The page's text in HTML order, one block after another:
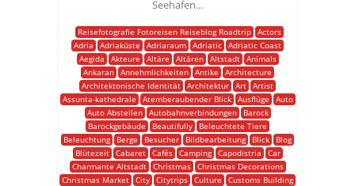
Seehafen...
Reisefotografie Fotoreisen Reiseblog Roadtrip Actors
Adria
Adriaküste Adriaraum Adriatic Adriatic Coast
Aegida
Akteure Altäre Altären Altstadt
Animals
Ankaran Annehmlichkeiten Antike
Architecture
Architektonische Identität Architektur Art Artist
Assunta-kathedrale
Atemberaubender Blick Ausflüge
Auto
Auto Abstellen
Autobahnverbindungen
Barock
Barockgebäude
Beautifully
Beleuchtete Tiere
Beleuchtung
Berge Besucher Bildbearbeitung Blick
Blog
Blütezeit
Cabaret Cafés Camping Capodistria
Car
Charmante Altstadt
Christmas
Christmas Decorations
Christmas Market City Citytrips Culture
Customs Building